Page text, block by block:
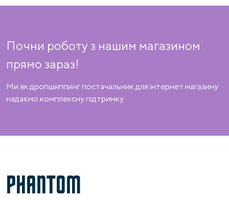
Почни роботу з нашим магазином
прямо зараз!
Ми як дропшиппинг постачальник для інтернет магазину
надаємо комплексну підтримку
PHANTOM